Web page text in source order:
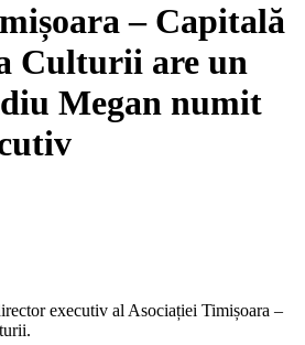
– Capitală
Culturii are un
Megan numit
executiv al Asociației Timișoara –